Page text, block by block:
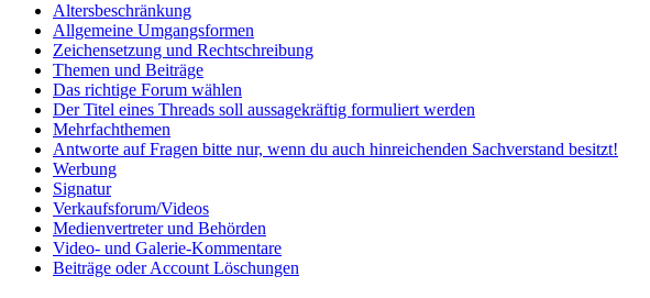
Altersbeschränkung
Allgemeine Umgangsformen
Zeichensetzung und Rechtschreibung
Themen und Beiträge
Das richtige Forum wählen
Der Titel eines Threads soll aussagekräftig formuliert werden
Mehrfachthemen
Antworte auf Fragen bitte nur, wenn du auch hinreichenden Sachverstand besitzt!
Werbung
Signatur
Verkaufsforum/Videos
Medienvertreter und Behörden
Video- und Galerie-Kommentare
Beiträge oder Account Löschungen